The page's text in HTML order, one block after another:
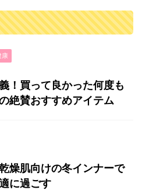
康
！買って良かった何度も
絶賛おすすめアイテム
燥肌向けの冬インナーで
に過ごす